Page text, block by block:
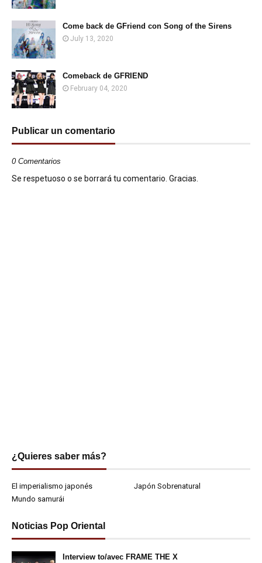
Come back de GFriend con Song of the Sirens
July 13, 2020
Comeback de GFRIEND
February 04, 2020
Publicar un comentario
0 Comentarios
Se respetuoso o se borrará tu comentario. Gracias.
¿Quieres saber más?
El imperialismo japonés
Japón Sobrenatural
Mundo samurái
Noticias Pop Oriental
Interview to/avec FRAME THE X